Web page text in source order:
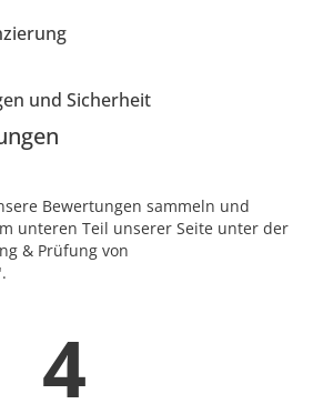
und Sicherheit
Bewertungen sammeln und
unteren Teil unserer Seite unter der
& Prüfung von
4